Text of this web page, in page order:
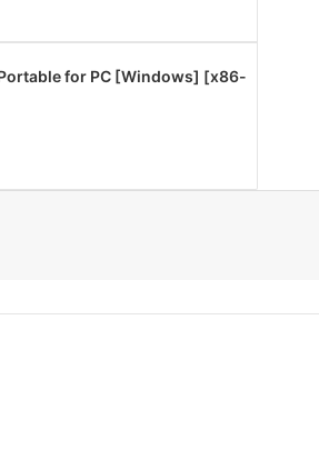
for PC [Windows] [x86-